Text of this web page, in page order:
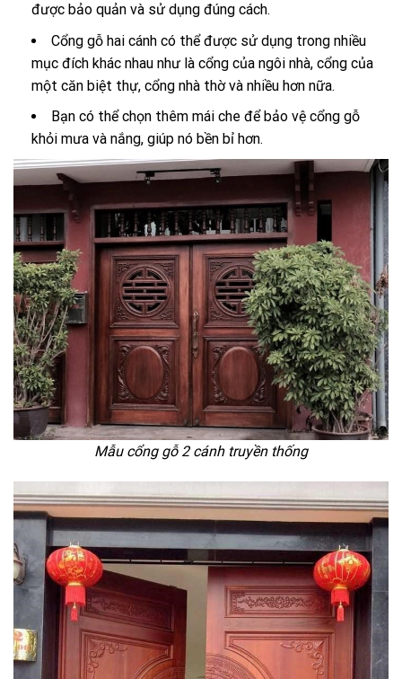
được bảo quản và sử dụng đúng cách.
Cổng gỗ hai cánh có thể được sử dụng trong nhiều
mục đích khác nhau như là cổng của ngôi nhà, cổng của
một căn biệt thự, cổng nhà thờ và nhiều hơn nữa.
Bạn có thể chọn thêm mái che để bảo vệ cổng gỗ
khỏi mưa và nắng, giúp nó bền bỉ hơn.
Mẫu cổng gỗ 2 cánh truyền thống